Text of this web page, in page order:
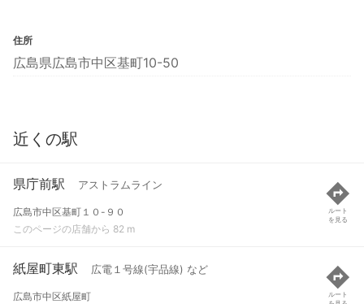
住所
広島県広島市中区基町10-50
近くの駅
県庁前駅 アストラムライン
広島市中区基町１０-９０
このページの店舗から 82 m
ルート
を見る
紙屋町東駅 広電１号線(宇品線) など
広島市中区紙屋町
ルート